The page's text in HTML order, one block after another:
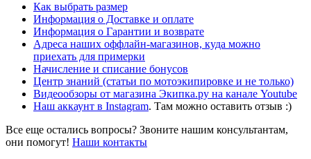
Как выбрать размер
Информация о Доставке и оплате
Информация о Гарантии и возврате
Адреса наших оффлайн-магазинов, куда можно
приехать для примерки
Начисление и списание бонусов
Центр знаний (статьи по мотоэкипировке и не только)
Видеообзоры от магазина Экипка.ру на канале Youtube
Наш аккаунт в Instagram. Там можно оставить отзыв :)
Все еще остались вопросы? Звоните нашим консультантам,
они помогут! Наши контакты